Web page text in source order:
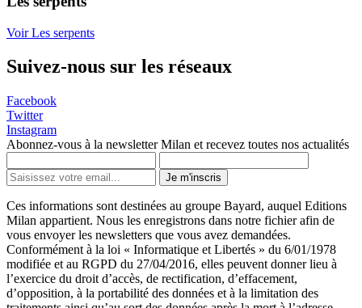
Voir Les serpents
Suivez-nous sur les réseaux
Facebook
Twitter
Instagram
Abonnez-vous à la newsletter Milan et recevez toutes nos actualités
Je m'inscris
Ces informations sont destinées au groupe Bayard, auquel Editions
Milan appartient. Nous les enregistrons dans notre fichier afin de
vous envoyer les newsletters que vous avez demandées.
Conformément à la loi « Informatique et Libertés » du 6/01/1978
modifiée et au RGPD du 27/04/2016, elles peuvent donner lieu à
l’exercice du droit d’accès, de rectification, d’effacement,
d’opposition, à la portabilité des données et à la limitation des